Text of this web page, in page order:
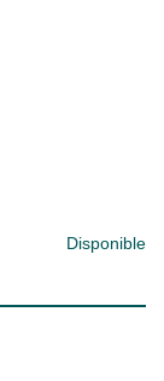
Disponible